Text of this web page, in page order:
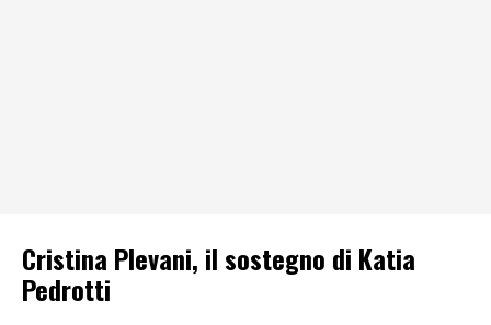
Cristina Plevani, il sostegno di Katia
Pedrotti